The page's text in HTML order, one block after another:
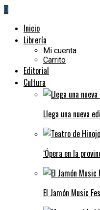
0
Inicio
Librería
Mi cuenta
Carrito
Editorial
Cultura
Llega una nueva
‘Ópera en la
El Jamón Music